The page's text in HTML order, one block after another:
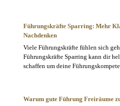
Führungskräfte Sparring: Mehr
Nachdenken
Viele Führungskräfte fühlen sich
Führungskräfte Sparring kann dir
schaffen um deine
Warum gute Führung Freiräume